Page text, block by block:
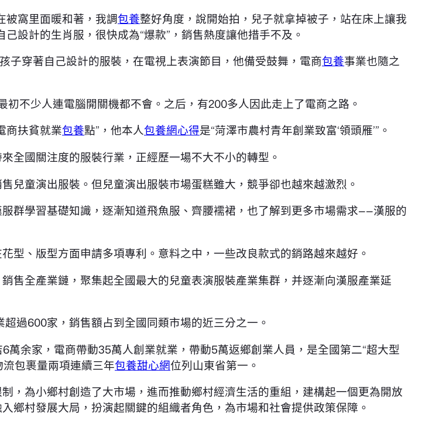
被窩里面暖和著，我調包養整好角度，說開始拍，兒子就拿掉被子，站在床上讓我
設計的生肖服，很快成為“爆款”，銷售熱度讓他措手不及。
子穿著自己設計的服裝，在電視上表演節目，他備受鼓舞，電商包養事業也隨之
初不少人連電腦開關機都不會。之后，有200多人因此走上了電商之路。
商扶貧就業包養點”，他本人包養網心得是“菏澤市農村青年創業致富‘領頭雁’”。
全國關注度的服裝行業，正經歷一場不大不小的轉型。
兒童演出服裝。但兒童演出服裝市場蛋糕雖大，競爭卻也越來越激烈。
群學習基礎知識，逐漸知道飛魚服、齊腰襦裙，也了解到更多市場需求——漢服的
型、版型方面申請多項專利。意料之中，一些改良款式的銷路越來越好。
售全產業鏈，聚集起全國最大的兒童表演服裝產業集群，并逐漸向漢服產業延
過600家，銷售額占到全國同類市場的近三分之一。
余家，電商帶動35萬人創業就業，帶動5萬返鄉創業人員，是全國第二“超大型
流包裹量兩項連續三年包養甜心網位列山東省第一。
，為小鄉村創造了大市場，進而推動鄉村經濟生活的重組，建構起一個更為開放
鄉村發展大局，扮演起關鍵的組織者角色，為市場和社會提供政策保障。